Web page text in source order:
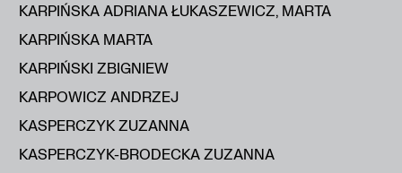
KARPIŃSKA ADRIANA ŁUKASZEWICZ, MARTA
KARPIŃSKA MARTA
KARPIŃSKI ZBIGNIEW
KARPOWICZ ANDRZEJ
KASPERCZYK ZUZANNA
KASPERCZYK-BRODECKA ZUZANNA